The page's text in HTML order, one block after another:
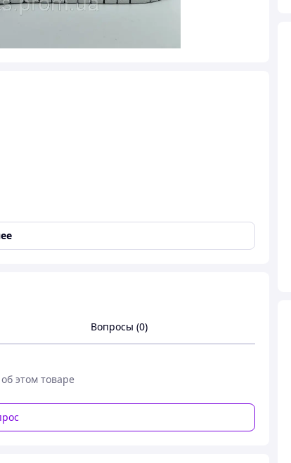
носки. Отлично сочетаются с
Вопросы (0)
этом товаре